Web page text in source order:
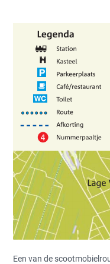
Een van de